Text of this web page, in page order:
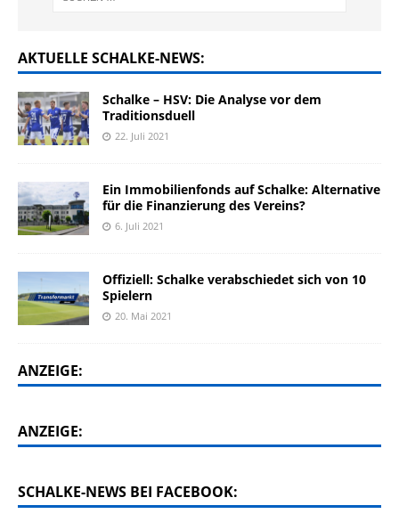
AKTUELLE SCHALKE-NEWS:
Schalke – HSV: Die Analyse vor dem
Traditionsduell
22. Juli 2021
Ein Immobilienfonds auf Schalke: Alternative
für die Finanzierung des Vereins?
6. Juli 2021
Offiziell: Schalke verabschiedet sich von 10
Spielern
20. Mai 2021
ANZEIGE:
ANZEIGE:
SCHALKE-NEWS BEI FACEBOOK: